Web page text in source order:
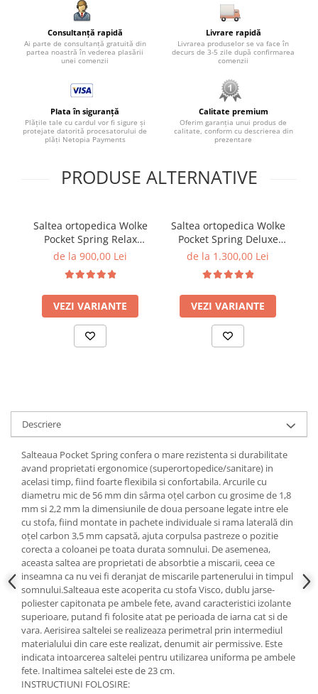
Consultanță rapidă
Ai parte de consultanță gratuită din
partea noastră în vederea plasării
unei comenzii
Livrare rapidă
Livrarea produselor se va face în
decurs de 3-5 zile după confirmarea
comenzii
Plata în siguranță
Plățile tale cu cardul vor fi sigure și
protejate datorită procesatorului de
plăți Netopia Payments
Calitate premium
Oferim garanția unui produs de
calitate, conform cu descrierea din
prezentare
PRODUSE ALTERNATIVE
Saltea ortopedica Wolke
Pocket Spring Relax
160x200x20 cm, 17 cm
Pocket Spring, 3 cm
spuma poliuretanica,
fermitate moale
de la 900,00 Lei
VEZI VARIANTE
Saltea ortopedica Wolke
Pocket Spring Deluxe
180x200x32 cm, cu arcuri
poliuretanica de 2 cm si
spuma de confort de 5
cm, fermitate medie
de la 1.300,00 Lei
VEZI VARIANTE
Descriere
Salteaua Pocket Spring confera o mare rezistenta si durabilitate
avand proprietati ergonomice (superortopedice/sanitare) in
acelasi timp, fiind foarte flexibila si confortabila. Arcurile cu
diametru mic de 56 mm din sârma oţel carbon cu grosime de 1,8
mm si 2,2 mm la dimensiunile de doua persoane legate intre ele
cu stofa, fiind montate in pachete individuale si rama laterală din
oţel carbon 3,5 mm capsată, ajuta corpulsa pastreze o pozitie
corecta a coloanei pe toata durata somnului. De asemenea,
aceasta saltea are proprietati de absorbtie a miscarii, ceea ce
inseamna ca nu vei fi deranjat de miscarile partenerului in timpul
somnului.Salteaua este acoperita cu stofa Visco, dublu jarse-
poliester capitonata pe ambele fete, avand caracteristici izolante
superioare, putand fi folosite atat pe perioada de iarna cat si de
vara. Aerisirea saltelei se realizeaza perimetral prin intermediul
materialului din care este realizat, denumit air permissive. Este
indicata intoarcerea saltelei pentru utilizarea uniforma pe ambele
fete. Inaltimea saltelei este de 23 cm.
INSTRUCTIUNI FOLOSIRE: